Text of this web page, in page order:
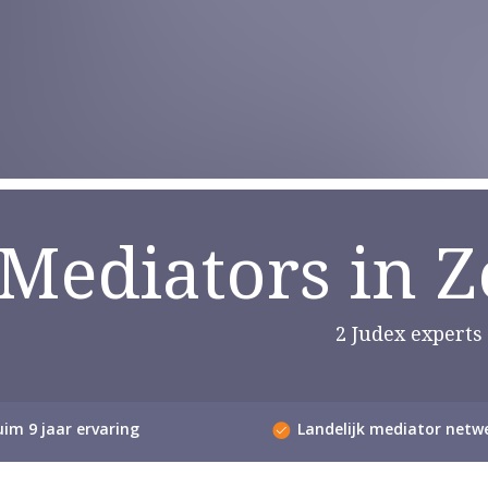
in
2 Judex experts
9 jaar ervaring Landelijk mediator